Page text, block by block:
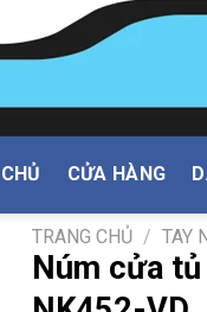
CỬA HÀNG
TRANG CHỦ / TAY
Núm cửa